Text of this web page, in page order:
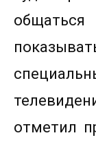
отметил